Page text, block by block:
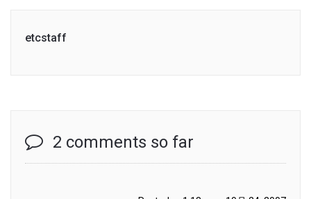
etcstaff
2 comments so far